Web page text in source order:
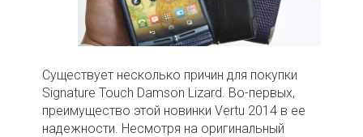
Существует несколько причин для покупки
Signature Touch Damson Lizard. Во-первых,
преимущество этой новинки Vertu 2014 в ее
надежности. Несмотря на оригинальный